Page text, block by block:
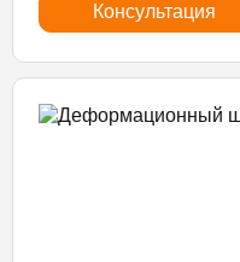
Консультация